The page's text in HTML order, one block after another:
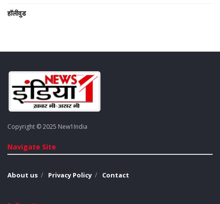
हॉलीवुड
Copyright © 2025 New1India
Navigate Site
About us Privacy Policy Contact